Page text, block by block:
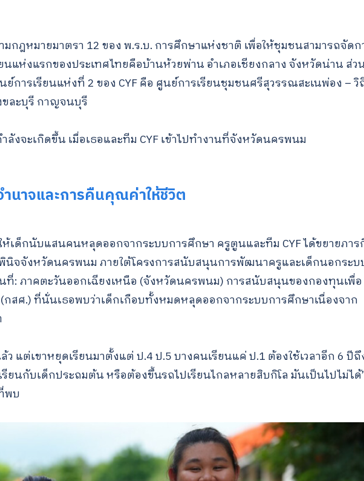
กฎหมายมาตรา 12 ของ พ.ร.บ. การศึกษาแห่งชาติ เพื่อให้ชุมชนสามารถจัดก
นแห่งแรกของประเทศไทยคือบ้านห้วยพ่าน อำเภอเชียงกลาง จังหวัดน่าน ส่ว
การเรียนแห่งที่ 2 ของ CYF คือ ศูนย์การเรียนชุมชนศรีสุวรรณสะเนพ่อง – วิ
ขละบุรี กาญจนบุรี
จะเกิดขึ้น เมื่อเธอและทีม CYF เข้าไปทำงานที่จังหวัดนครพนม
นาจและการคืนคุณค่าให้ชีวิต
ห้เด็กนับแสนคนหลุดออกจากระบบการศึกษา ครูตูนและทีม CYF ได้ขยายภาร
นิจจังหวัดนครพนม ภายใต้โครงการสนับสนุนการพัฒนาครูและเด็กนอกระบ
ที่: ภาคตะวันออกเฉียงเหนือ (จังหวัดนครพนม) การสนับสนุนของกองทุนเพื่อ
กสศ.) ที่นั่นเธอพบว่าเด็กเกือบทั้งหมดหลุดออกจากระบบการศึกษาเนื่องจาก
ว แต่เขาหยุดเรียนมาตั้งแต่ ป.4 ป.5 บางคนเรียนแค่ ป.1 ต้องใช้เวลาอีก 6 ปีถึ
รียนกับเด็กประถมต้น หรือต้องขึ้นรถไปเรียนไกลหลายสิบกิโล มันเป็นไปไม่ได้
พบ